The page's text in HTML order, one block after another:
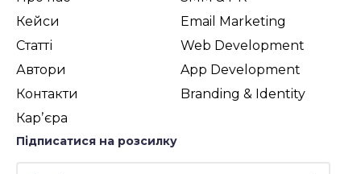
Кейси
Статті
Автори
Контакти
Карʼєра
Email Marketing
Web Development
App Development
Branding & Identity
Підписатися на розсилку